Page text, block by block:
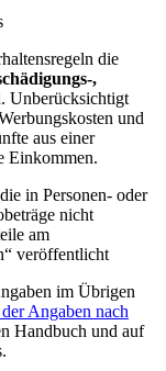
die
,
Unberücksichtigt
und
aus einer
Einkommen.
in Personen- oder
nicht
am
veröffentlicht
im Übrigen
Angaben nach
Handbuch und auf